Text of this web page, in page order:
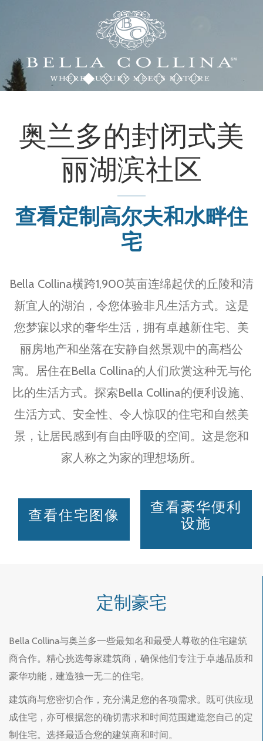
奥兰多的封闭式美
丽湖滨社区
查看定制高尔夫和水畔住
宅
Bella Collina横跨1,900英亩连绵起伏的丘陵和清
新宜人的湖泊，令您体验非凡生活方式。这是
您梦寐以求的奢华生活，拥有卓越新住宅、美
丽房地产和坐落在安静自然景观中的高档公
寓。居住在Bella Collina的人们欣赏这种无与伦
比的生活方式。探索Bella Collina的便利设施、
生活方式、安全性、令人惊叹的住宅和自然美
景，让居民感到有自由呼吸的空间。这是您和
家人称之为家的理想场所。
查看住宅图像
查看豪华便利
设施
定制豪宅
Bella Collina与奥兰多一些最知名和最受人尊敬的住宅建筑
商合作。精心挑选每家建筑商，确保他们专注于卓越品质和
豪华功能，建造独一无二的住宅。
建筑商与您密切合作，充分满足您的各项需求。既可供应现
成住宅，亦可根据您的确切需求和时间范围建造您自己的定
制住宅。选择最适合您的建筑商和时间。